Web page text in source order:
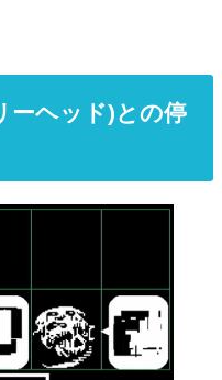
ーヘッド)との停